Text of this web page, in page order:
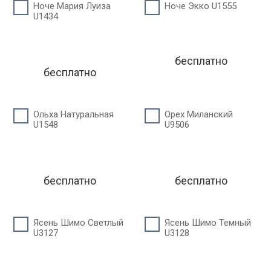
Ноче Мария Луиза
U1434
бесплатно
Ноче Экко U1555
бесплатно
Ольха Натуральная
U1548
бесплатно
Орех Миланский
U9506
бесплатно
Ясень Шимо Светлый
U3127
Ясень Шимо Темный
U3128